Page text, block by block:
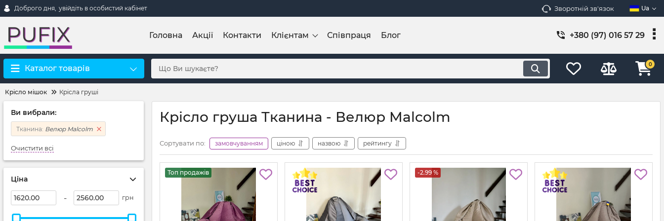
Доброго дня, увійдіть в особистий кабінет Зворотній зв'язок Ua
Головна Акції Контакти Клієнтам Співпраця Блог +380 (97) 016 57 29
Каталог товарів 0
Крісло мішок Крісла груші
Ви вибрали:
Тканина: Велюр Malcolm
Очистити всі
Ціна
- грн
Крісло груша Тканина - Велюр Malcolm
Сортувати по: замовчуванням ціною назвою рейтингу
Топ продажів -2.99 %